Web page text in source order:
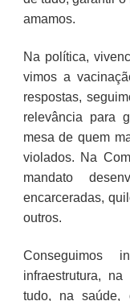
amamos.
Na política,
vimos a
respostas,
relevância para
mesa de quem
violados. Na
mandato
encarceradas,
outros.
Conseguimos
infraestrutura,
tudo, na saúde,